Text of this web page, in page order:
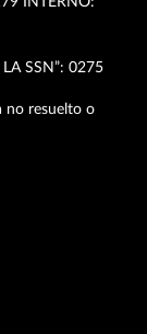
SSN”: 0275
no resuelto o